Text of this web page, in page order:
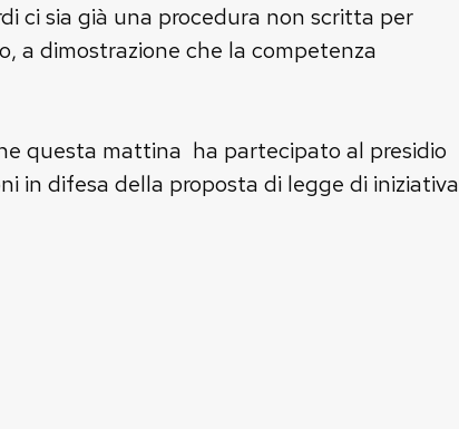
ci sia già una procedura non scritta per
a dimostrazione che la competenza
questa mattina ha partecipato al presidio
in difesa della proposta di legge di iniziativa